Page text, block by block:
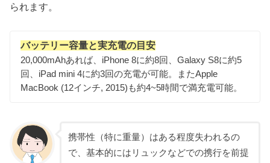
られます。
バッテリー容量と実充電の目安
20,000mAhあれば、iPhone 8に約8回、Galaxy S8に約5
回、iPad mini 4に約3回の充電が可能。またApple
MacBook (12インチ, 2015)も約4~5時間で満充電可能。
携帯性（特に重量）はある程度失われるの
で、基本的にはリュックなどでの携行を前提